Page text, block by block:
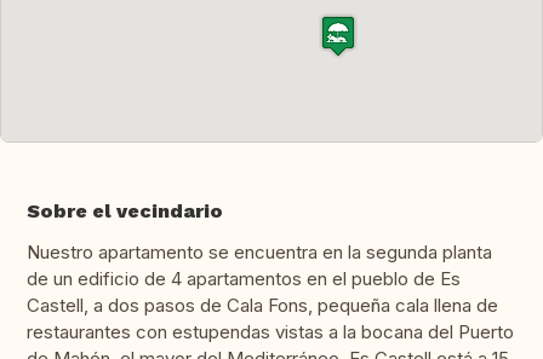
Sobre el vecindario
Nuestro apartamento se encuentra en la segunda planta
de un edificio de 4 apartamentos en el pueblo de Es
Castell, a dos pasos de Cala Fons, pequeña cala llena de
restaurantes con estupendas vistas a la bocana del Puerto